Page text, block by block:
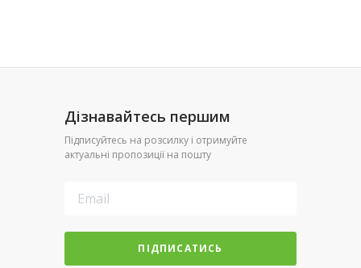
Дізнавайтесь першим
Підписуйтесь на розсилку і отримуйте
актуальні пропозиції на пошту
ПІДПИСАТИСЬ